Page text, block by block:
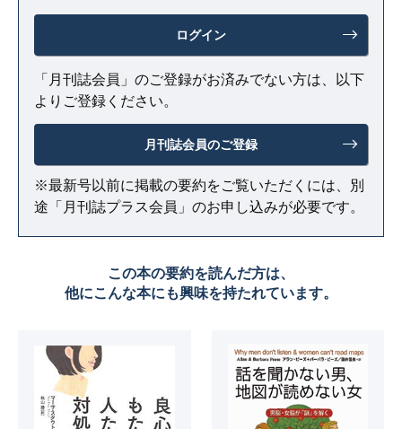
ログイン
「月刊誌会員」のご登録がお済みでない方は、以下
よりご登録ください。
月刊誌会員のご登録
※最新号以前に掲載の要約をご覧いただくには、別
途「月刊誌プラス会員」のお申し込みが必要です。
この本の要約を読んだ方は、
他にこんな本にも興味を持たれています。